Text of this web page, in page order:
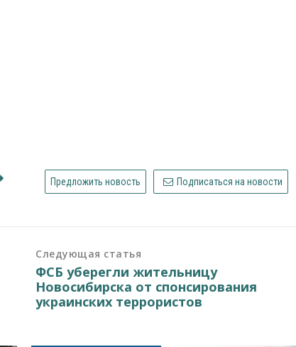
Предложить новость Подписаться на новости
Следующая статья
ФСБ уберегли жительницу
Новосибирска от спонсирования
украинских террористов